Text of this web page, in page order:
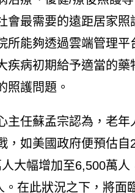
會最需要的遠距居家
所能夠透過雲端管理
疾病初期給予適當的
照護問題。
主任蘇孟宗認為，老
，如美國政府便預估
大幅增加至6,500萬
。在此狀況之下，將面